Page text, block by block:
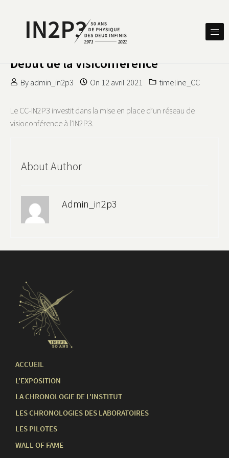
IN2P3 50 ANS DE PHYSIQUE
Début de la visiconférence
By admin_in2p3 On 12 avril 2021 timeline_CC
Le CC-IN2P3 investit dans la mise en place d’un réseau de
visioconférence à l’IN2P3.
About Author
Admin_in2p3
ACCUEIL
L'EXPOSITION
LA CHRONOLOGIE DE L'INSTITUT
LES CHRONOLOGIES DES LABORATOIRES
LES PILOTES
WALL OF FAME